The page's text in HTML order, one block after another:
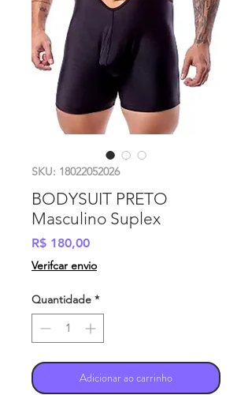
SKU: 18022052026
BODYSUIT PRETO
Masculino Suplex
R$ 180,00Preço
Verifcar envio
Quantidade *
Adicionar ao carrinho